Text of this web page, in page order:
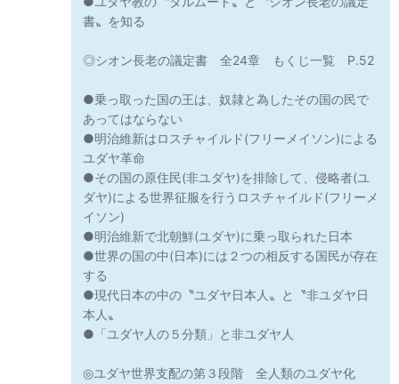
書〟を知る
◎シオン長老の議定書 全24章 もくじ一覧 P.52
●乗っ取った国の王は、奴隷と為したその国の民で
あってはならない
●明治維新はロスチャイルド(フリーメイソン)による
ユダヤ革命
●その国の原住民(非ユダヤ)を排除して、侵略者(ユ
ダヤ)による世界征服を行うロスチャイルド(フリーメ
イソン)
●明治維新で北朝鮮(ユダヤ)に乗っ取られた日本
●世界の国の中(日本)には２つの相反する国民が存在
する
●現代日本の中の〝ユダヤ日本人〟と〝非ユダヤ日
本人〟
●「ユダヤ人の５分類」と非ユダヤ人
◎ユダヤ世界支配の第３段階 全人類のユダヤ化